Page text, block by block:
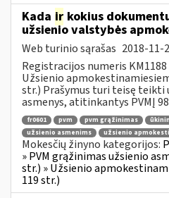
Kada ir kokius
užsienio valstybės
Web turinio sąrašas 2018-11-
Registracijos numeris
Užsienio
str.) Prašymus turi teisę teikti
asmenys, atitinkantys PVMĮ 98
fr0601 pvm pvm grąžinimas
užsienio asmenims
užsienio
Mokesčių žinyno kategorijos:
» PVM grąžinimas užsienio
str.) » Užsienio
119 str.)